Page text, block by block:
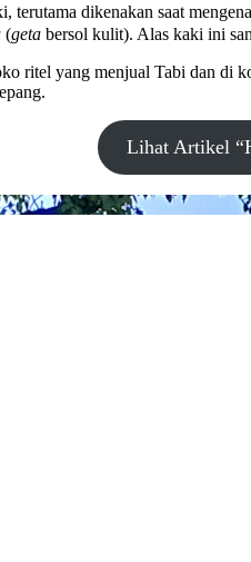
dikenakan saat
(geta bersol kulit). Alas kaki ini
ritel yang menjual Tabi dan
Lihat Artikel